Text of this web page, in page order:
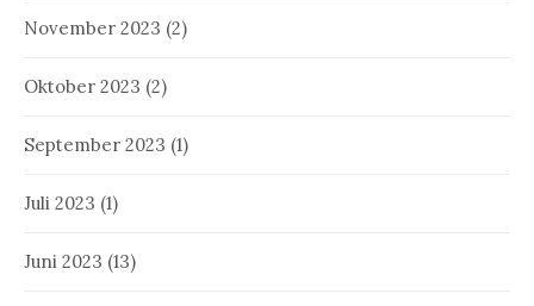
November 2023 (2)
Oktober 2023 (2)
September 2023 (1)
Juli 2023 (1)
Juni 2023 (13)